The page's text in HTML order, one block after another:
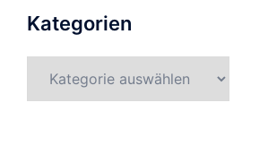
Kategorien